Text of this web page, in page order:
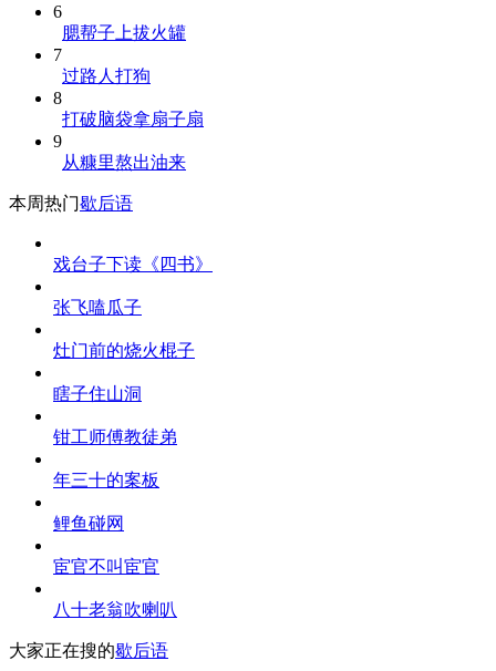
6
腮帮子上拔火罐
7
过路人打狗
8
打破脑袋拿扇子扇
9
从糠里熬出油来
本周热门歇后语
戏台子下读《四书》
张飞嗑瓜子
灶门前的烧火棍子
瞎子住山洞
钳工师傅教徒弟
年三十的案板
鲤鱼碰网
宦官不叫宦官
八十老翁吹喇叭
大家正在搜的歇后语